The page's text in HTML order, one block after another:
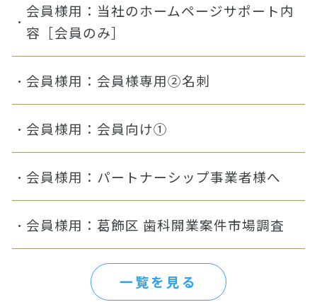
会員様用：当社のホームページサポート内
容［会員のみ］
会員様用：会員様専用②名刺
会員様用：会員向け①
会員様用：パートナーシップ事業者様へ
会員様用：葛飾区 歯科開業案件市場調査
一覧を見る